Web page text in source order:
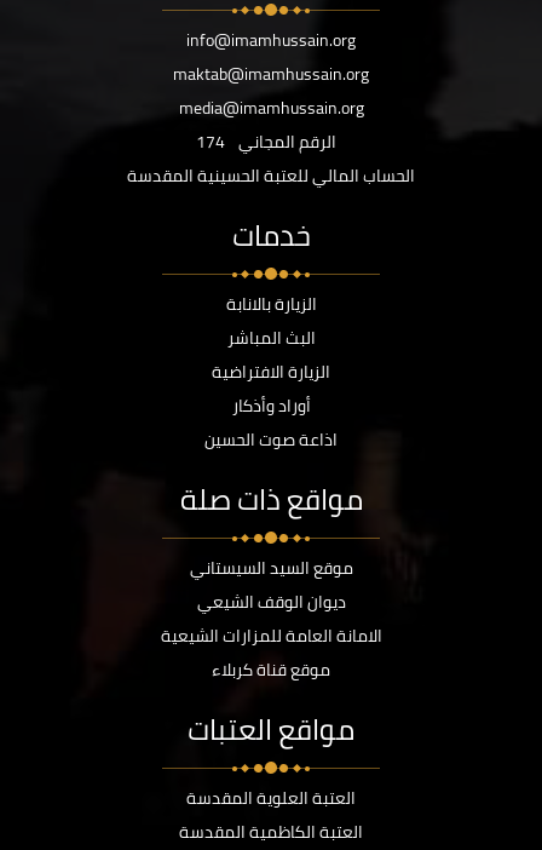
info@imamhussain.org
maktab@imamhussain.org
media@imamhussain.org
الرقم المجاني 174
الحساب المالي للعتبة الحسينية المقدسة
خدمات
الزيارة بالانابة
البث المباشر
الزيارة الافتراضية
أوراد وأذكار
اذاعة صوت الحسين
مواقع ذات صلة
موقع السيد السيستاني
ديوان الوقف الشيعي
الامانة العامة للمزارات الشيعية
موقع قناة كربلاء
مواقع العتبات
العتبة العلوية المقدسة
العتبة الكاظمية المقدسة